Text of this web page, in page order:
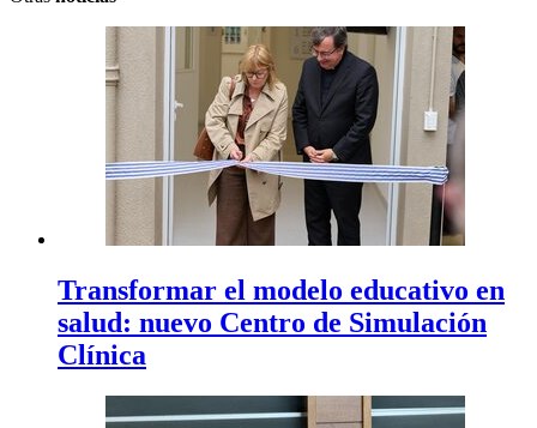
Transformar el modelo educativo en
salud: nuevo Centro de Simulación
Clínica